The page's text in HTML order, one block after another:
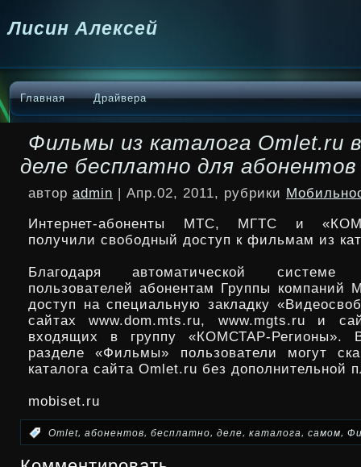
Лисин Алексей
Главная Драйвера
Фильмы из каталога Omlet.ru
деле бесплатно для
автор admin | Апр.02, 2011, рубрики
Интернет-абоненты МТС, МГТС и
получили свободный доступ к фильмам из
Благодаря автоматической системе
пользователей абонентам Группы компаний
доступ на специальную закладку
сайтах www.dom.mts.ru, www.mgts.ru и
входящих в группу «КОМСТАР-Регионы».
разделе «Фильмы» пользователи могут
каталога сайта Omlet.ru без дополнительной
mobiset.ru
Omlet, абонентов, бесплатно, деле, каталога, самом,